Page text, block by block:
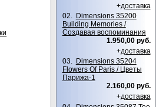
+доставка
02. Dimensions 35200
Building Memories /
Создавая воспоминания
1.950,00 руб.
+доставка
03. Dimensions 35204
Flowers Of Paris / Цветы
Парижа-1
2.160,00 руб.
+доставка